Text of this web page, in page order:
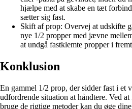
hjælpe med at skabe en tæt
sætter sig fast.
Skift af prop: Overvej at udskifte
nye 1/2 propper med jævne
at undgå fastklemte propper i
Konklusion
En gammel 1/2 prop, der sidder fast i et
udfordrende situation at håndtere. Ved
bruge de rigtige metoder kan du øge